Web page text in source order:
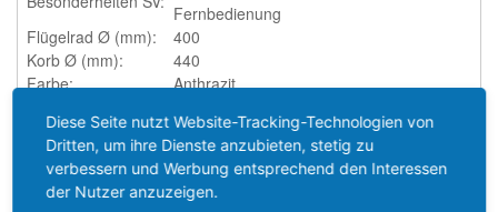
Fernbedienung
Flügelrad Ø (mm):
400
Korb Ø (mm):
440
Farbe:
Anthrazit
Anzahl Stufen:
3 Stufen
Drehzahl max.
(U/min):
1145
Material:
schlagzäher Kunststoff
Diese Seite nutzt Website-Tracking-Technologien von
Dritten, um ihre Dienste anzubieten, stetig zu
verbessern und Werbung entsprechend den Interessen
der Nutzer anzuzeigen.